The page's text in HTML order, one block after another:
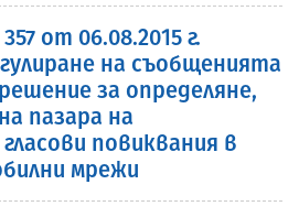
от 06.08.2015 г.
на съобщенията
за определяне,
пазара на
повиквания в
мрежи